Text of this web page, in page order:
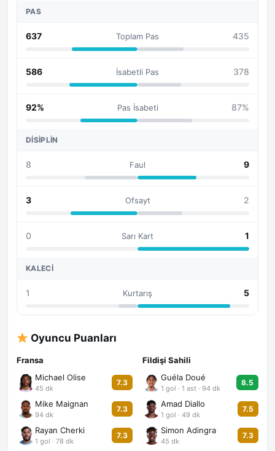
PAS
637 Toplam Pas 435
586 İsabetli Pas 378
92% Pas İsabeti 87%
DISIPLIN
8 Faul 9
3 Ofsayt 2
0 Sarı Kart 1
KALECI
1 Kurtarış 5
Oyuncu Puanları
Fransa
Michael Olise
45 dk
7.3
Mike Maignan
94 dk
7.3
Rayan Cherki
1 gol · 78 dk
7.3
Fildişi Sahili
Guéla Doué
1 gol · 1 ast · 94 dk
8.5
Amad Diallo
1 gol · 49 dk
7.5
Simon Adingra
45 dk
7.3